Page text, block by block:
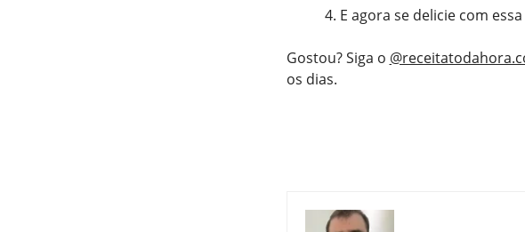
E agora se delicie com
Gostou? Siga o
os dias.